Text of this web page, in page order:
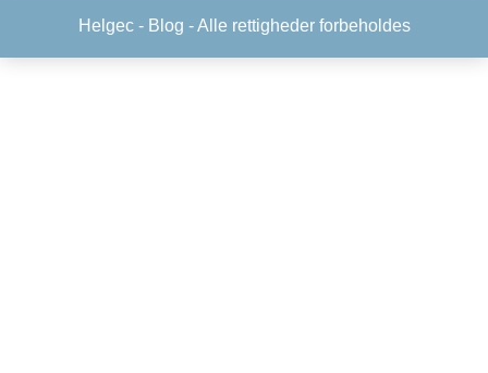
Helgec - Blog - Alle rettigheder forbeholdes